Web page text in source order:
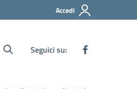
Accedi
Seguici su: